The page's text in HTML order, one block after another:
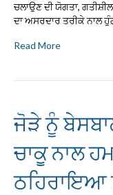
ਚਲਾਉਣ ਦੀ ਯੋਗਤਾ,
ਦਾ ਅਸਰਦਾਰ ਤਰੀਕੇ ਨਾਲ
Read More
ਜੋੜੇ ਨੂੰ
ਚਾਕੂ ਨਾਲ